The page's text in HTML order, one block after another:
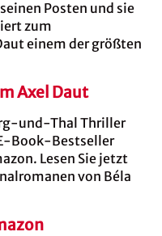
Posten und sie
zum
einem der größten
Axel Daut
und-Thal Thriller
Book-Bestseller
Lesen Sie jetzt
von Béla